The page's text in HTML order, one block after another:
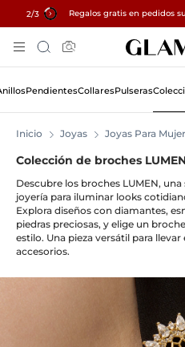
2/3 15% en
Regalos gratis en pedidos
✓ Devoluciones en 60
To
Content
Búsqueda
PendientesCollaresPulseras
Inicio Joyas Joyas Para
Colección de broches
Descubre los broches LUMEN,
joyería para iluminar looks
Explora diseños con diamantes,
piedras preciosas, y elige un
estilo. Una pieza versátil para
accesorios.